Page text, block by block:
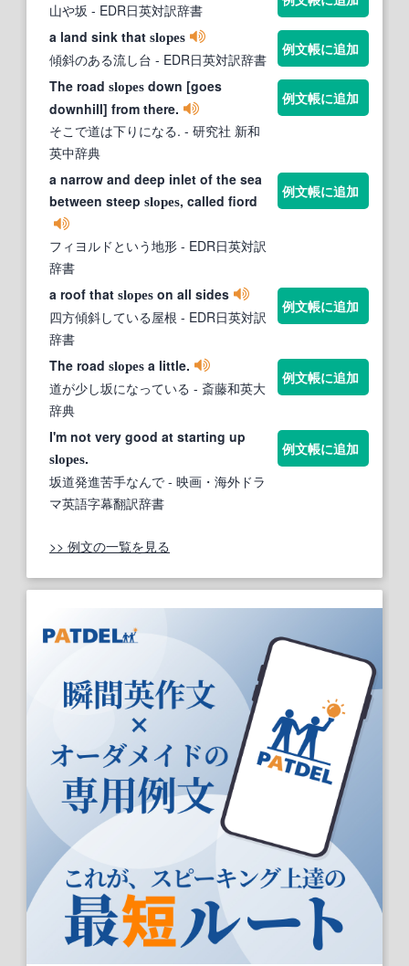
山や坂 - EDR日英対訳辞書
a land sink that slopes
傾斜のある流し台 - EDR日英対訳辞書
例文帳に追加
The road slopes down [goes
downhill] from there.
そこで道は下りになる. - 研究社 新和
英中辞典
例文帳に追加
a narrow and deep inlet of the sea
between steep slopes, called fiord
フィヨルドという地形 - EDR日英対訳
辞書
例文帳に追加
a roof that slopes on all sides
四方傾斜している屋根 - EDR日英対訳
辞書
例文帳に追加
The road slopes a little.
道が少し坂になっている - 斎藤和英大
辞典
例文帳に追加
I'm not very good at starting up
slopes.
坂道発進苦手なんで - 映画・海外ドラ
マ英語字幕翻訳辞書
例文帳に追加
>> 例文の一覧を見る